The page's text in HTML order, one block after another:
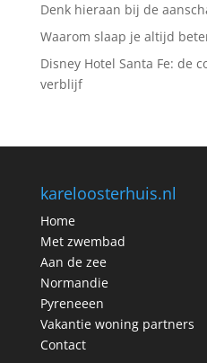
Denk hieraan bij de
Waarom slaap je altijd
Disney Hotel Santa Fe: de
verblijf
kareloosterhuis.nl
Home
Met zwembad
Aan de zee
Normandie
Pyreneeen
Vakantie woning partners
Contact